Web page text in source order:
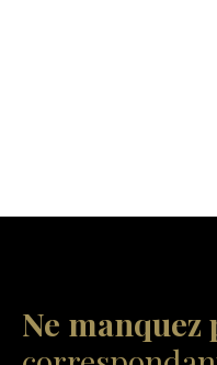
Ne manquez